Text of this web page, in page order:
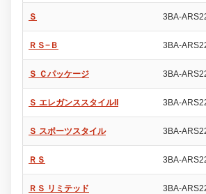
Ｓ 3BA-
ＲＳ−Ｂ 3BA-
Ｓ Ｃパッケージ 3BA-
Ｓ エレガンススタイルII 3BA-
Ｓ スポーツスタイル 3BA-
ＲＳ 3BA-
ＲＳ リミテッド 3BA-